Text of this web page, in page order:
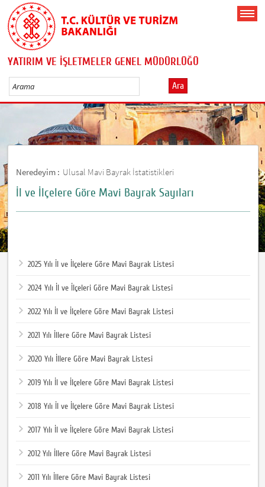
YATIRIM VE İŞLETMELER GENEL MÜDÜRLÜĞÜ
Ara
Neredeyim : Ulusal Mavi Bayrak İstatistikleri
İl ve İlçelere Göre Mavi Bayrak Sayıları
2025 Yılı İl ve İlçelere Göre Mavi Bayrak Listesi
2024 Yılı İl ve İlçeleri Göre Mavi Bayrak Listesi
2022 Yılı İl ve İlçelere Göre Mavi Bayrak Listesi
2021 Yılı İllere Göre Mavi Bayrak Listesi
2020 Yılı İllere Göre Mavi Bayrak Listesi
2019 Yılı İl ve İlçelere Göre Mavi Bayrak Listesi
2018 Yılı İl ve İlçelere Göre Mavi Bayrak Listesi
2017 Yılı İl ve İlçelere Göre Mavi Bayrak Listesi
2012 Yılı İllere Göre Mavi Bayrak Listesi
2011 Yılı İllere Göre Mavi Bayrak Listesi